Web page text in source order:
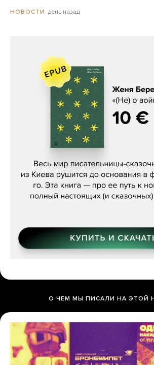
НОВОСТИ день назад
Женя Бережная, «(Не)
О ЧЕМ МЫ ПИСАЛИ НА ЭТОЙ